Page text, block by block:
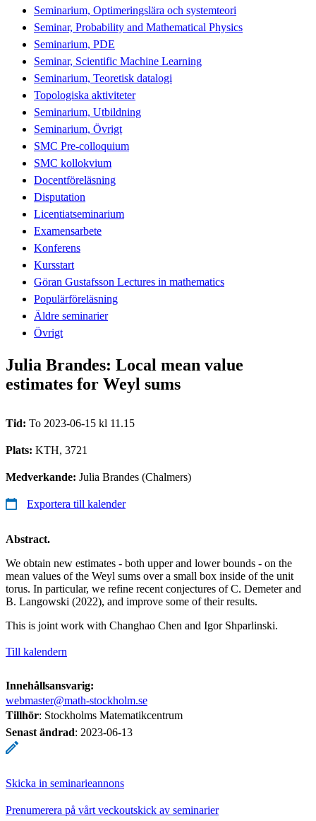
Seminarium, Optimeringslära och systemteori
Seminar, Probability and Mathematical Physics
Seminarium, PDE
Seminar, Scientific Machine Learning
Seminarium, Teoretisk datalogi
Topologiska aktiviteter
Seminarium, Utbildning
Seminarium, Övrigt
SMC Pre-colloquium
SMC kollokvium
Docentföreläsning
Disputation
Licentiatseminarium
Examensarbete
Konferens
Kursstart
Göran Gustafsson Lectures in mathematics
Populärföreläsning
Äldre seminarier
Övrigt
Julia Brandes: Local mean value
estimates for Weyl sums
Tid: To 2023-06-15 kl 11.15
Plats: KTH, 3721
Medverkande: Julia Brandes (Chalmers)
Exportera till kalender
Abstract.
We obtain new estimates - both upper and lower bounds - on the
mean values of the Weyl sums over a small box inside of the unit
torus. In particular, we refine recent conjectures of C. Demeter and
B. Langowski (2022), and improve some of their results.
This is joint work with Changhao Chen and Igor Shparlinski.
Till kalendern
Innehållsansvarig:
webmaster@math-stockholm.se
Tillhör: Stockholms Matematikcentrum
Senast ändrad: 2023-06-13
Skicka in seminarieannons
Prenumerera på vårt veckoutskick av seminarier